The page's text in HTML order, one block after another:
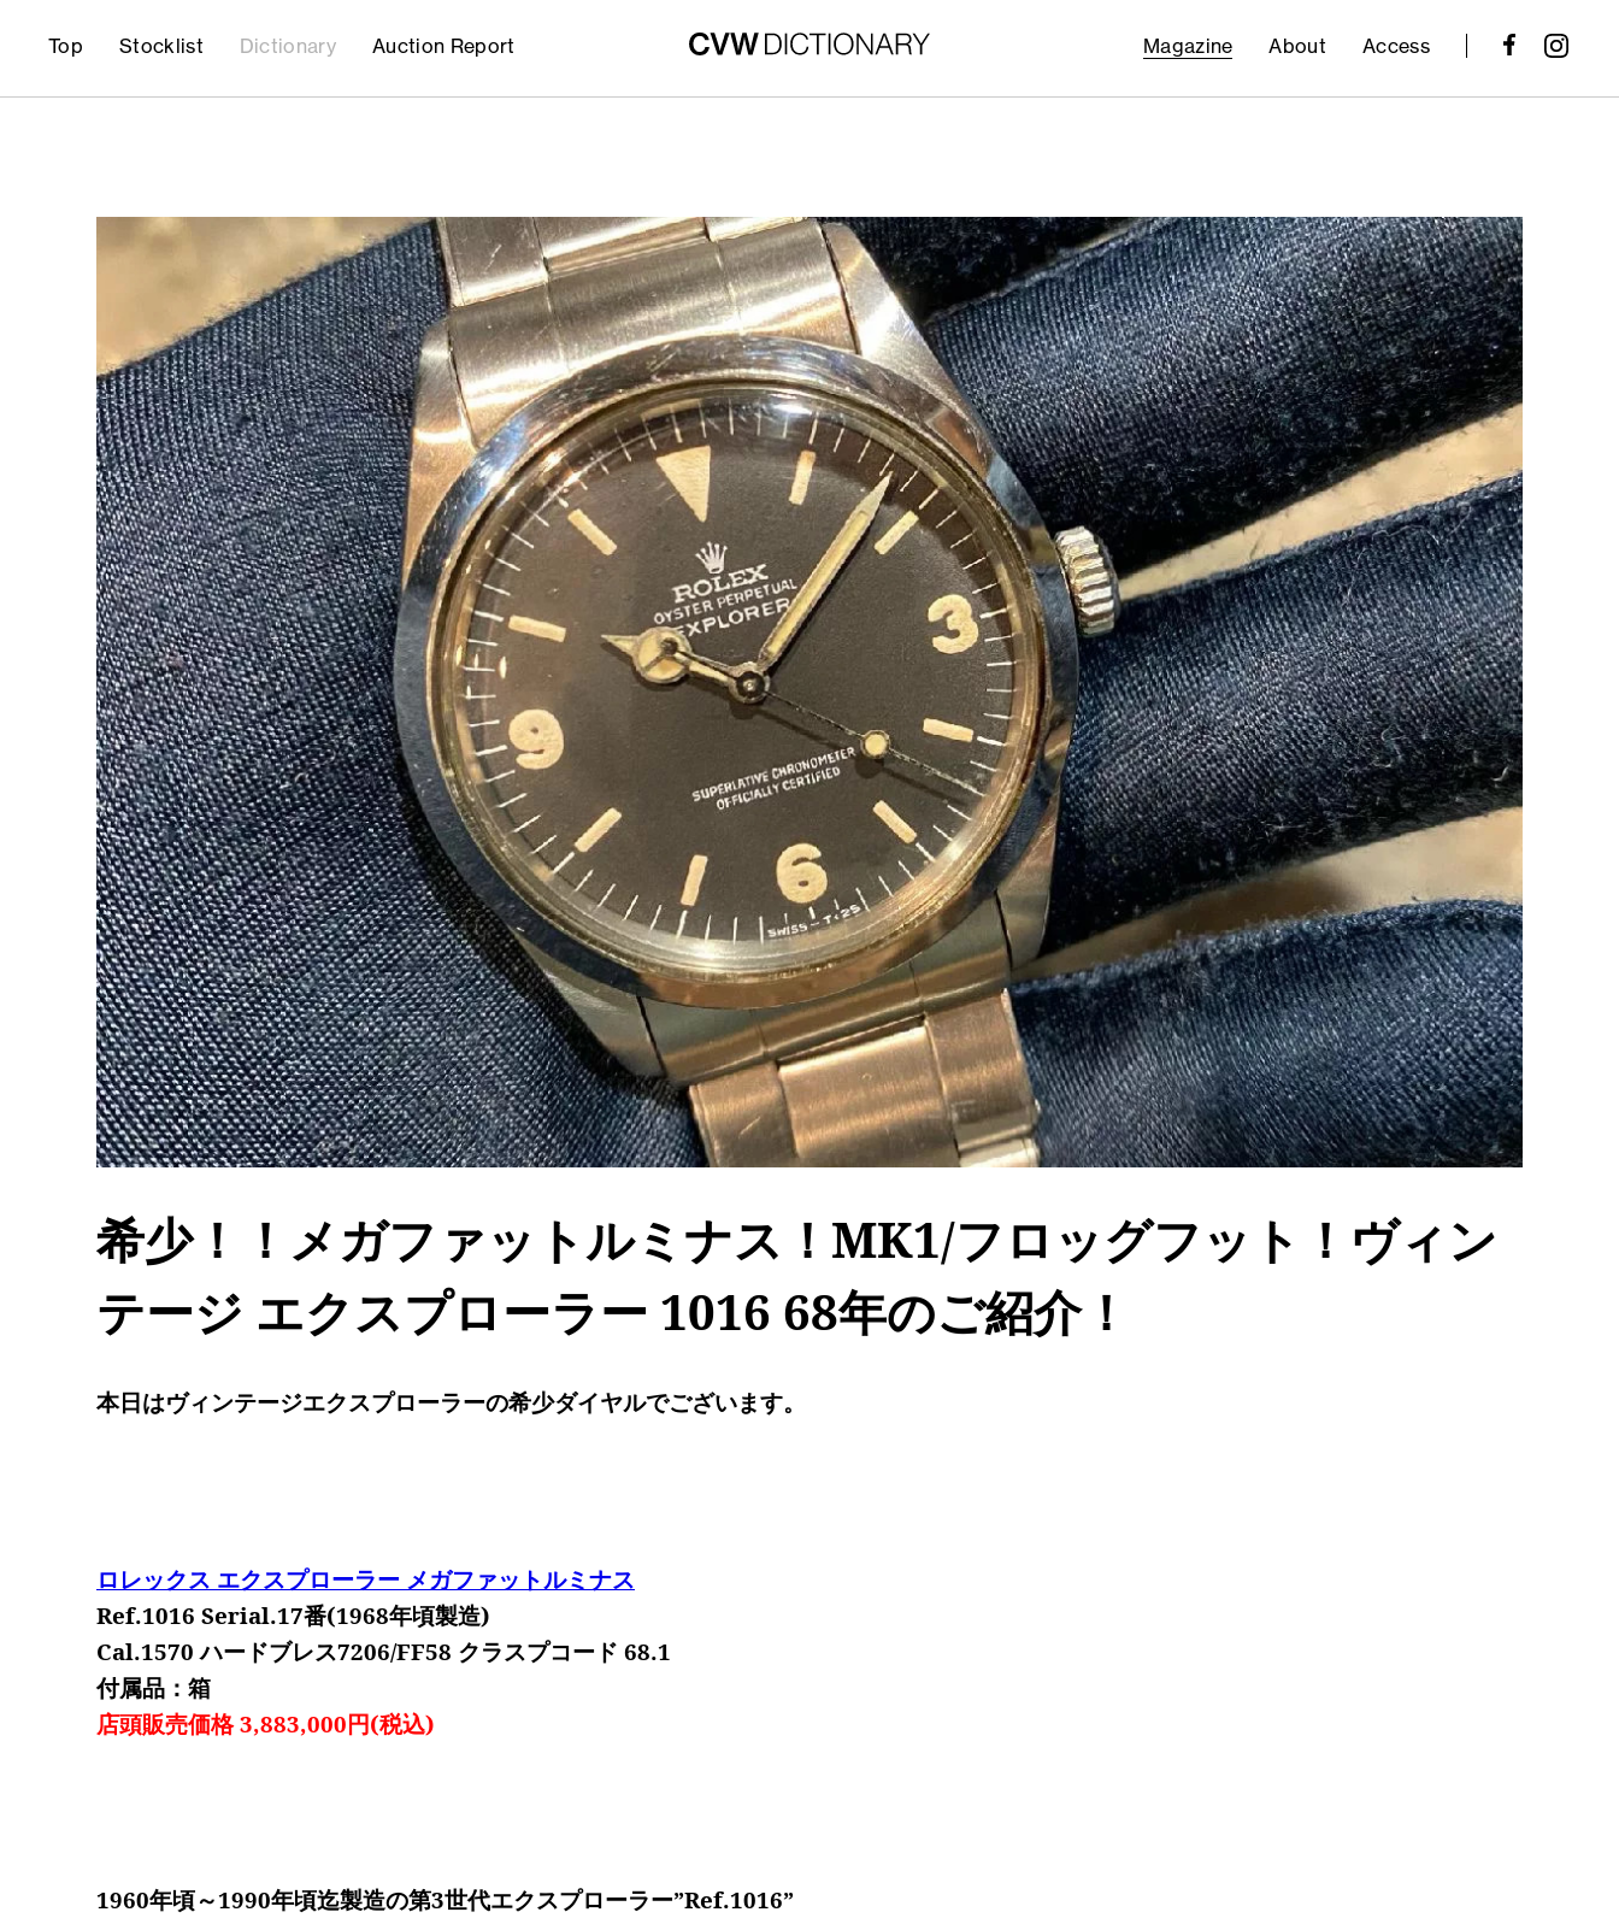
Top Stocklist Dictionary Auction Report Magazine About Access
希少！！メガファットルミナス！MK1/フロッグフット！ヴィン
テージ エクスプローラー 1016 68年のご紹介！
本日はヴィンテージエクスプローラーの希少ダイヤルでございます。
ロレックス エクスプローラー メガファットルミナス
Ref.1016 Serial.17番(1968年頃製造)
Cal.1570 ハードブレス7206/FF58 クラスプコード 68.1
付属品：箱
店頭販売価格 3,883,000円(税込)
1960年頃～1990年頃迄製造の第3世代エクスプローラー”Ref.1016”